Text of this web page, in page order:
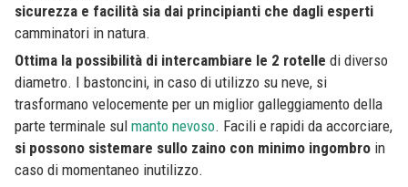
sicurezza e facilità sia dai principianti che dagli esperti
camminatori in natura.
Ottima la possibilità di intercambiare le 2 rotelle di diverso
diametro. I bastoncini, in caso di utilizzo su neve, si
trasformano velocemente per un miglior galleggiamento della
parte terminale sul manto nevoso. Facili e rapidi da accorciare,
si possono sistemare sullo zaino con minimo ingombro in
caso di momentaneo inutilizzo.